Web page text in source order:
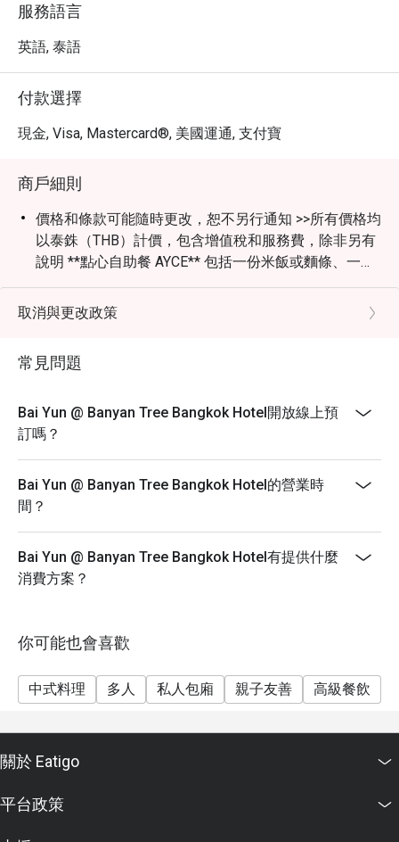
服務語言
英語, 泰語
付款選擇
現金, Visa, Mastercard®, 美國運通, 支付寶
商戶細則
價格和條款可能隨時更改，恕不另行通知 >>所有價格均
以泰銖（THB）計價，包含增值稅和服務費，除非另有
說明 **點心自助餐 AYCE** 包括一份米飯或麵條、一份
湯和一份甜點 >>折扣僅適用於點心自助餐 AYCE，不能
與單點菜單、飲品和餐廳的其他促銷活動同時使用 >>兒
童政策：4-11歲兒童按半價收費（Eatigo折扣不適用於
節日和公共假期的價格可能隨時更改，恕不另行通知 >>
穿著、拖鞋、沙灘拖鞋、人字拖和露趾男士運動鞋不允
許進入）
取消與更改政策
常見問題
Bai Yun @ Banyan Tree Bangkok Hotel開放線上預
訂嗎？
Bai Yun @ Banyan Tree Bangkok Hotel的營業時
間？
Bai Yun @ Banyan Tree Bangkok Hotel有提供什麼
消費方案？
你可能也會喜歡
中式料理 多人 私人包廂 親子友善 高級餐飲
關於 Eatigo
平台政策